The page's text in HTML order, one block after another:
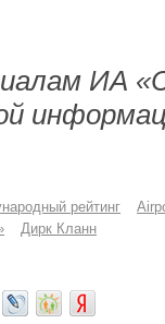
ИА
рейтинг
Дирк Кланн